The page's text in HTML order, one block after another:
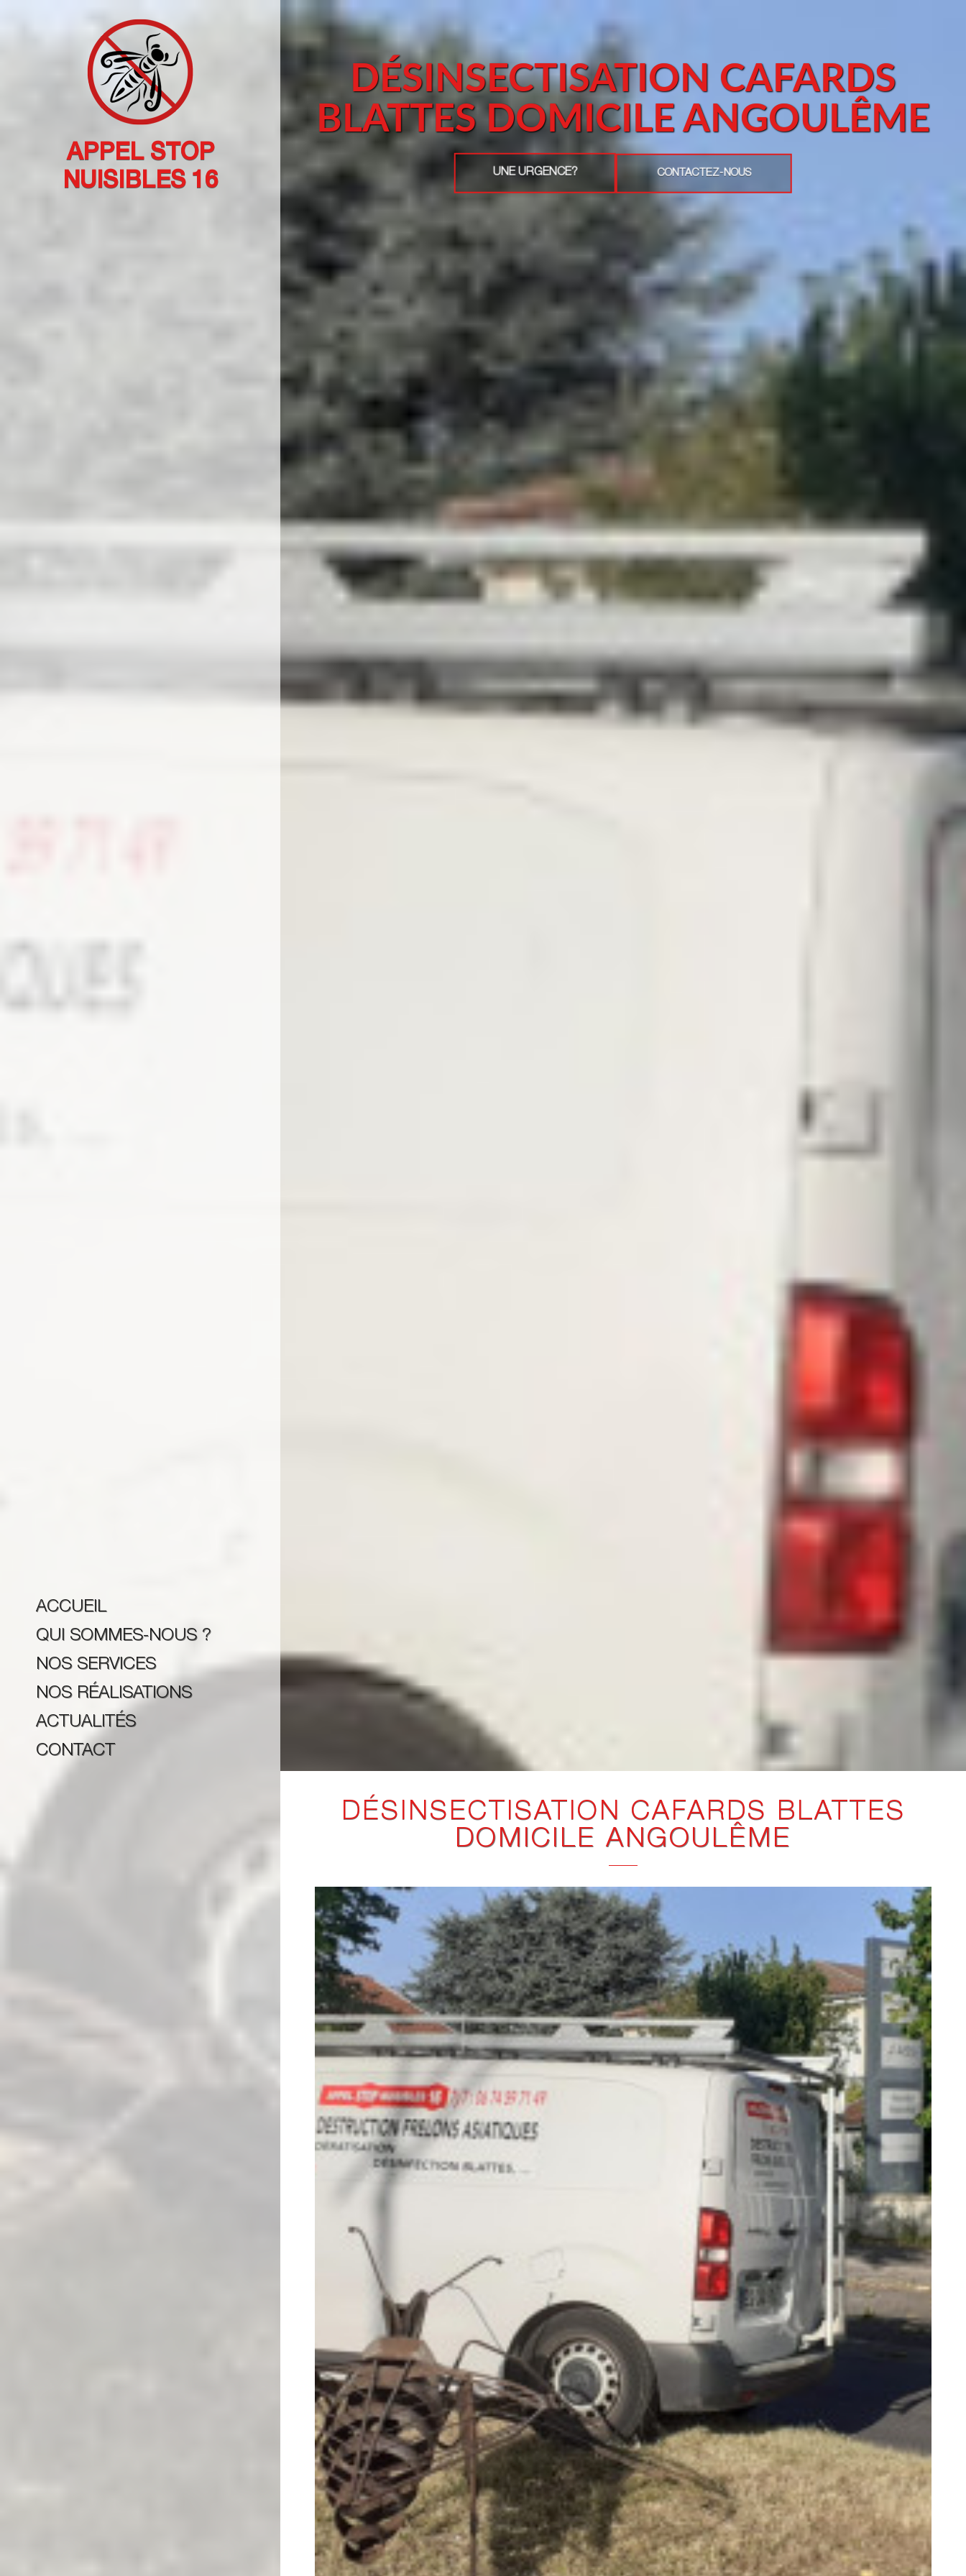
APPEL STOP
NUISIBLES 16
ACCUEIL
QUI SOMMES-NOUS ?
NOS SERVICES
NOS RÉALISATIONS
ACTUALITÉS
CONTACT
DÉSINSECTISATION CAFARDS
BLATTES DOMICILE ANGOULÊME
UNE URGENCE? CONTACTEZ-NOUS
DÉSINSECTISATION CAFARDS BLATTES
DOMICILE ANGOULÊME